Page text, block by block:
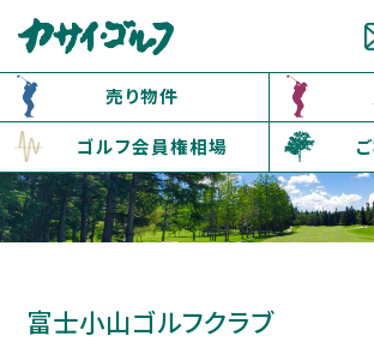
売り物件
ゴルフ会員権相場
富士小山ゴルフクラブ